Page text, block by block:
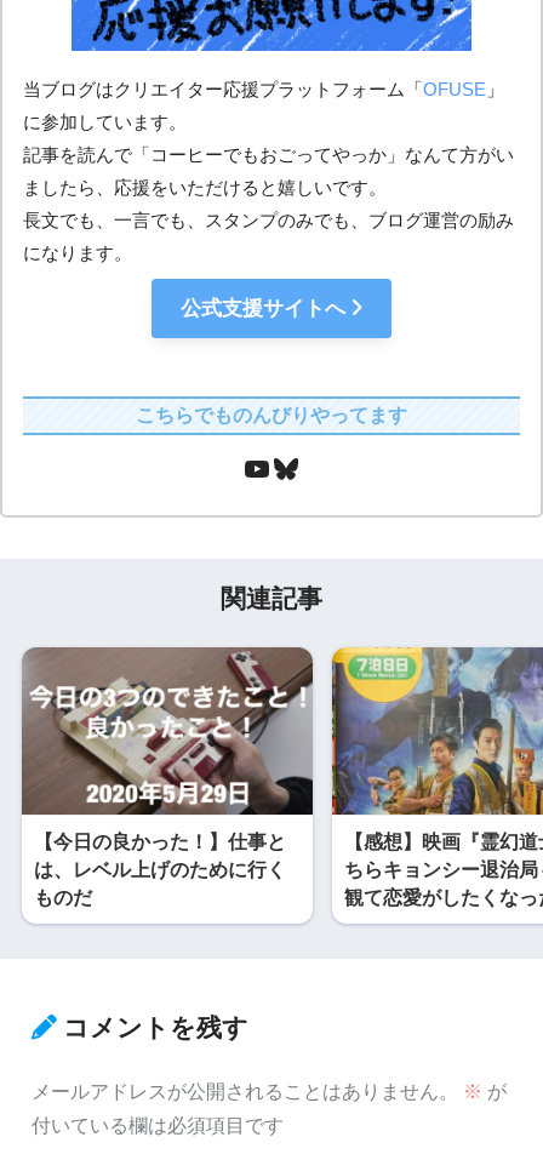
当ブログはクリエイター応援プラットフォーム「OFUSE 」
に参加しています。
記事を読んで「コーヒーでもおごってやっか」なんて方がい
ましたら、応援をいただけると嬉しいです。
長文でも、一言でも、スタンプのみでも、ブログ運営の励み
になります。
公式支援サイトへ
こちらでものんびりやってます
関連記事
【今日の良かった！】仕事と
は、レベル上げのために行く
ものだ
【感想】映画『霊幻
ちらキョンシー退治局
観て恋愛がしたくなっ
コメントを残す
メールアドレスが公開されることはありません。 ※ が
付いている欄は必須項目です